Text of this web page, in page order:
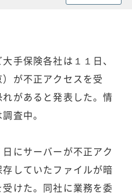
手保険各社は１１日、
が不正アクセスを受
があると発表した。情
査中。
にサーバーが不正アク
していたファイルが暗
けた。同社に業務を委